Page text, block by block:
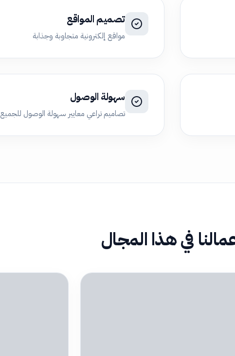
تصميم المواقع
مواقع إلكترونية متجاوبة وجذابة
سهولة الوصول
تصاميم تراعي معايير سهولة الوصول للجميع
في هذا المجال